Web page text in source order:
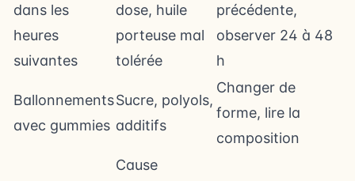
dans les
heures
suivantes
dose, huile
porteuse mal
tolérée
précédente,
observer 24 à 48
h
Ballonnements
avec gummies
Sucre, polyols,
additifs
Changer de
forme, lire la
composition
Cause